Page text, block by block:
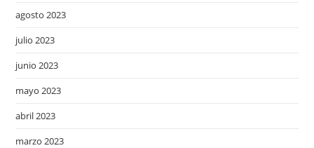
agosto 2023
julio 2023
junio 2023
mayo 2023
abril 2023
marzo 2023